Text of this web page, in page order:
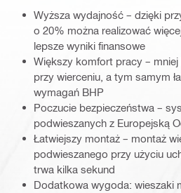
Wyższa wydajność – dzięki
o 20% można realizować
lepsze wyniki finansowe
Większy komfort pracy – mniej
przy wierceniu, a tym samym
wymagań BHP
Poczucie bezpieczeństwa –
podwieszanych z Europejską
Łatwiejszy montaż – montaż
podwieszanego przy użyciu
trwa kilka sekund
Dodatkowa wygoda: wieszaki